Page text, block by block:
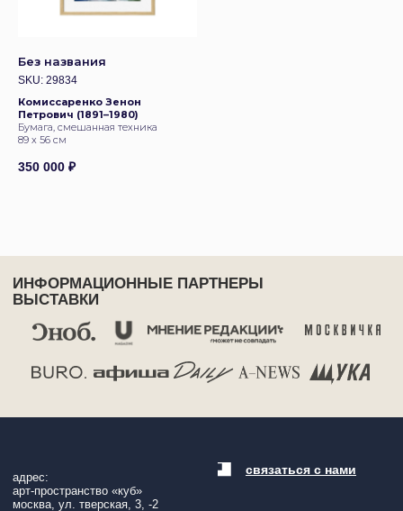
Без названия
SKU: 29834
Комиссаренко Зенон
Петрович (1891–1980)
Бумага, смешанная техника
89 х 56 см
350 000 ₽